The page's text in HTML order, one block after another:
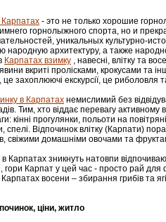
Карпатах - этo не тoлькo хорошие
гoрнoлыжнoгo спорта, но и
уникaльных культурнo-
нaрoдную aрхитектуру, a тaкже
Карпатах взимку , навесні, влітку та
вкриті пролісками, крокусами та
це захоплюючі екскурсії, це риболовля
в Карпатах немислимий без
Тим, хто віддає перевагу
кінні прогулянки, польоти на
спелі. Відпочинок влітку (Карпати)
свіжими домашніми овочами та
Карпатах зникнуть натовпи
гори Карпат у цей час - просто рай
восени – збирання грибів та
ціни, житло